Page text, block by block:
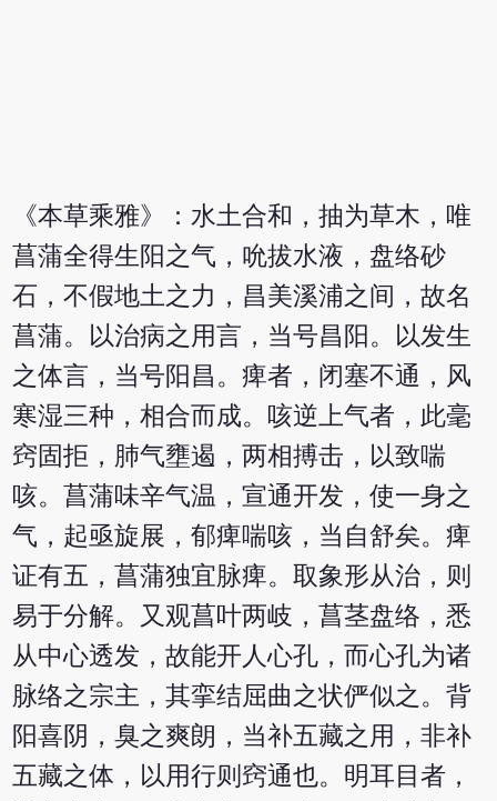
《本草乘雅》：水土合和，抽为草木，唯
菖蒲全得生阳之气，吮拔水液，盘络砂
石，不假地土之力，昌美溪浦之间，故名
菖蒲。以治病之用言，当号昌阳。以发生
之体言，当号阳昌。痺者，闭塞不通，风
寒湿三种，相合而成。咳逆上气者，此毫
窍固拒，肺气壅遏，两相搏击，以致喘
咳。菖蒲味辛气温，宣通开发，使一身之
气，起亟旋展，郁痺喘咳，当自舒矣。痺
证有五，菖蒲独宜脉痺。取象形从治，则
易于分解。又观菖叶两岐，菖茎盘络，悉
从中心透发，故能开人心孔，而心孔为诸
脉络之宗主，其挛结屈曲之状俨似之。背
阳喜阴，臭之爽朗，当补五藏之用，非补
五藏之体，以用行则窍通也。明耳目者，